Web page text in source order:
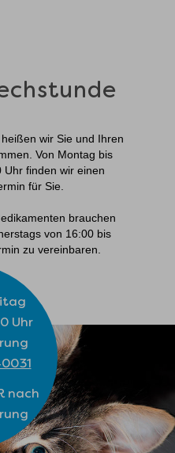
wir Sie und Ihren
Von Montag bis
Uhr finden wir einen
für Sie.
brauchen
von 16:00 bis
zu vereinbaren.
Uhr
nach